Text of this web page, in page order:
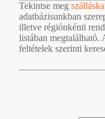
Tekintse meg
adatbázisunkban
illetve régiónkénti
listában megtalálható.
feltételek szerinti